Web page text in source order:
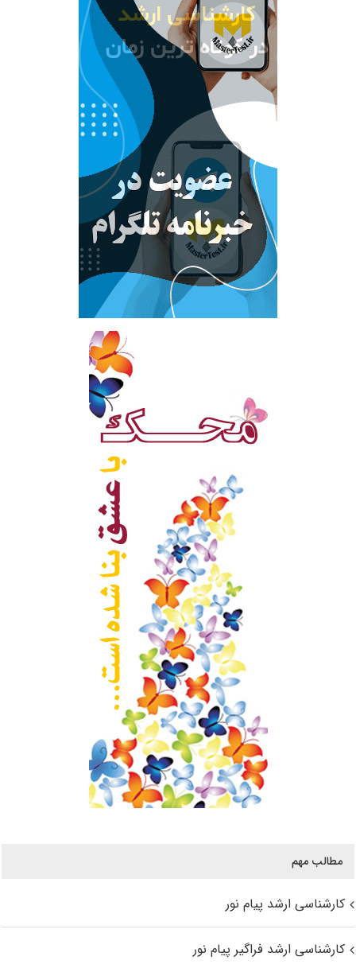
مطالب مهم
کارشناسی ارشد پیام نور
کارشناسی ارشد فراگیر پیام نور